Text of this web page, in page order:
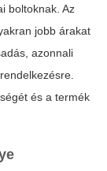
boltoknak. Az
jobb árakat
azonnali
és a termék